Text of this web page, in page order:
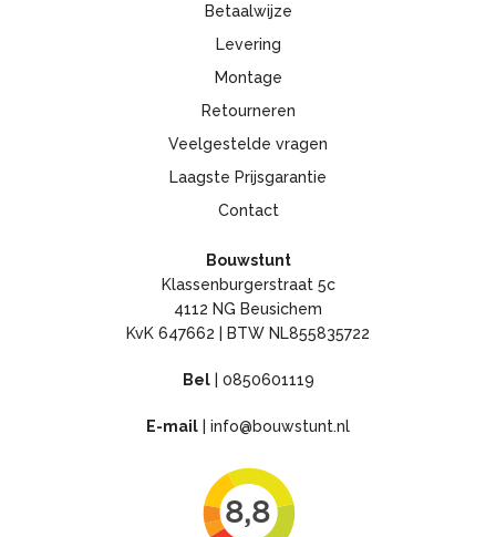
Betaalwijze
Levering
Montage
Retourneren
Veelgestelde vragen
Laagste Prijsgarantie
Contact
Bouwstunt
Klassenburgerstraat 5c
4112 NG Beusichem
KvK 647662 | BTW NL855835722
Bel| 0850601119
E-mail info@bouwstunt.nl